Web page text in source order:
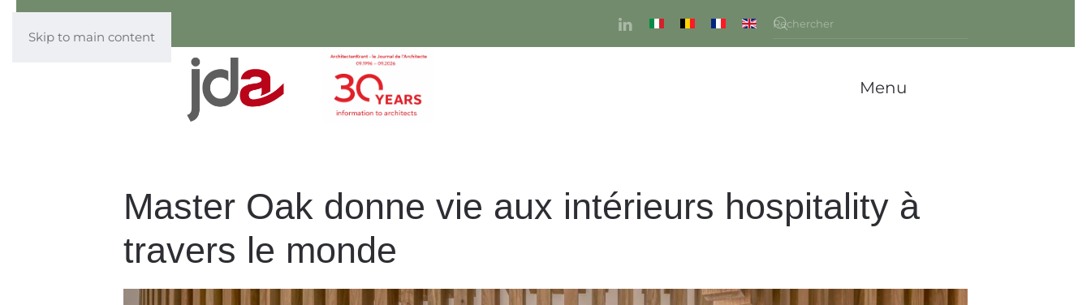
Skip to main content
Menu
Master Oak donne vie aux intérieurs hospitality à
travers le monde